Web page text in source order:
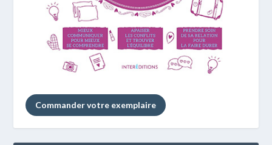
Commander votre exemplaire